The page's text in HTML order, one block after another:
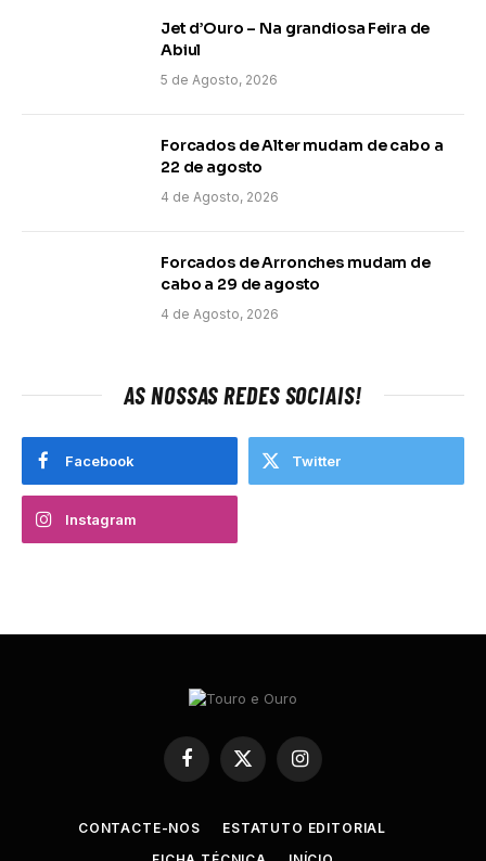
Jet d’Ouro – Na grandiosa Feira de
Abiul
5 de Agosto, 2026
Forcados de Alter mudam de cabo a
22 de agosto
4 de Agosto, 2026
Forcados de Arronches mudam de
cabo a 29 de agosto
4 de Agosto, 2026
AS NOSSAS REDES SOCIAIS!
Facebook Twitter
Instagram
Facebook
X
Instagram
CONTACTE-NOS
ESTATUTO EDITORIAL